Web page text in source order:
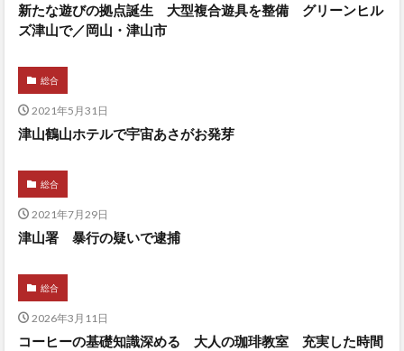
新たな遊びの拠点誕生 大型複合遊具を整備 グリーンヒル
ズ津山で／岡山・津山市
総合
2021年5月31日
津山鶴山ホテルで宇宙あさがお発芽
総合
2021年7月29日
津山署 暴行の疑いで逮捕
総合
2026年3月11日
コーヒーの基礎知識深める 大人の珈琲教室 充実した時間